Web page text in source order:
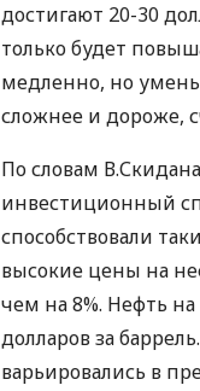
достигают 20-30
только будет
медленно, но
сложнее и дороже,
По словам
инвестиционный
способствовали
высокие цены на
чем на 8%. Нефть
долларов за
варьировались в